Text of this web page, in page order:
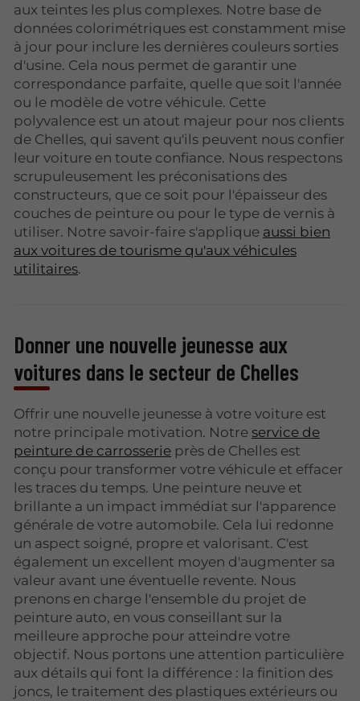
aux teintes les plus complexes. Notre base de
données colorimétriques est constamment mise
à jour pour inclure les dernières couleurs sorties
d'usine. Cela nous permet de garantir une
correspondance parfaite, quelle que soit l'année
ou le modèle de votre véhicule. Cette
polyvalence est un atout majeur pour nos clients
de Chelles, qui savent qu'ils peuvent nous confier
leur voiture en toute confiance. Nous respectons
scrupuleusement les préconisations des
constructeurs, que ce soit pour l'épaisseur des
couches de peinture ou pour le type de vernis à
utiliser. Notre savoir-faire s'applique aussi bien
aux voitures de tourisme qu'aux véhicules
utilitaires.
Donner une nouvelle jeunesse aux
voitures dans le secteur de Chelles
Offrir une nouvelle jeunesse à votre voiture est
notre principale motivation. Notre service de
peinture de carrosserie près de Chelles est
conçu pour transformer votre véhicule et effacer
les traces du temps. Une peinture neuve et
brillante a un impact immédiat sur l'apparence
générale de votre automobile. Cela lui redonne
un aspect soigné, propre et valorisant. C'est
également un excellent moyen d'augmenter sa
valeur avant une éventuelle revente. Nous
prenons en charge l'ensemble du projet de
peinture auto, en vous conseillant sur la
meilleure approche pour atteindre votre
objectif. Nous portons une attention particulière
aux détails qui font la différence : la finition des
joncs, le traitement des plastiques extérieurs ou